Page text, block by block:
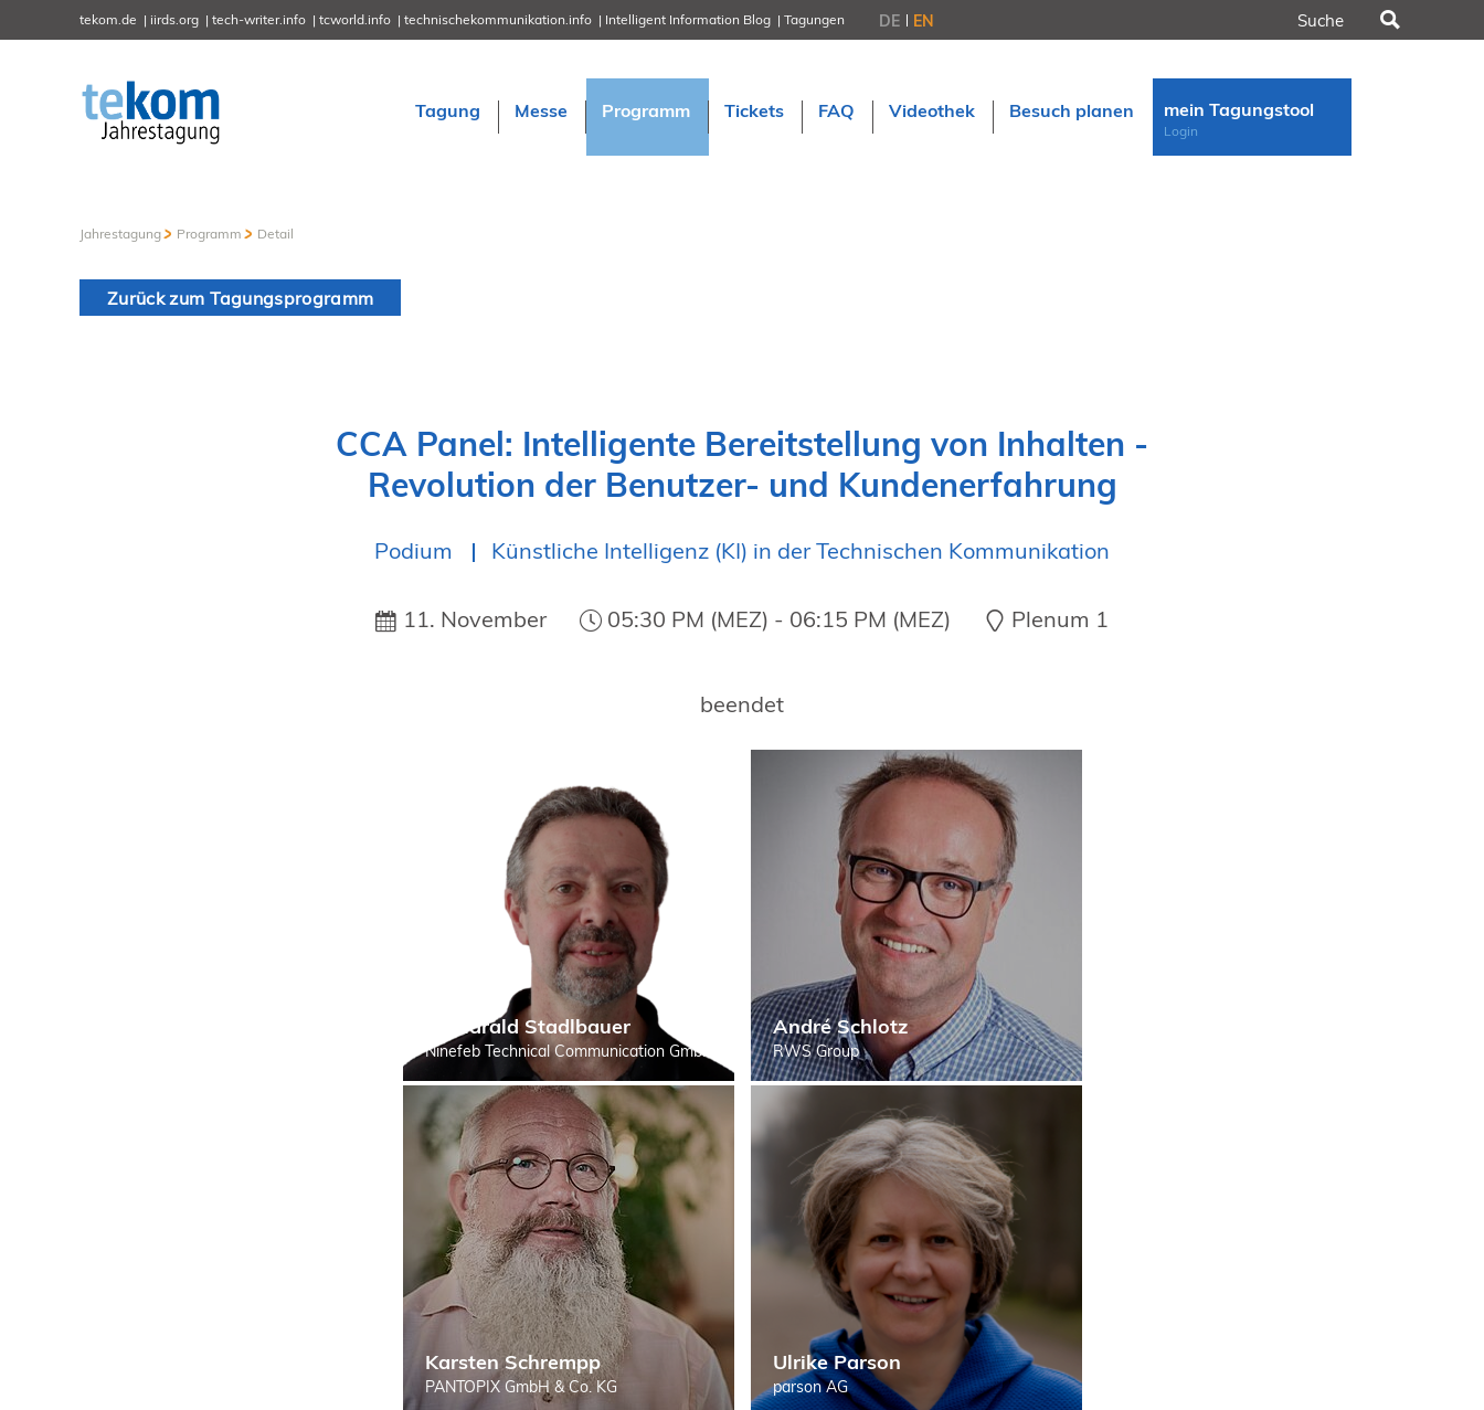
tekom.de iirds.org tech-writer.info tcworld.info technischekommunikation.info Intelligent Information Blog
Tagungen
Information Energy
21.-23. April 2027 Online
DE EN
Tagung Messe Programm Tickets FAQ Videothek Besuch planen mein Tagungstool
Login
Jahrestagung Programm Detail
Zurück zum Tagungsprogramm
CCA Panel: Intelligente Bereitstellung von Inhalten -
Revolution der Benutzer- und Kundenerfahrung
Podium Künstliche Intelligenz (KI) in der Technischen Kommunikation
11. November 05:30 PM (MEZ) - 06:15 PM (MEZ) Plenum 1
beendet
Dr Harald Stadlbauer
Ninefeb Technical Communication GmbH
André Schlotz
RWS Group
Karsten Schrempp
PANTOPIX GmbH & Co. KG
Ulrike Parson
parson AG